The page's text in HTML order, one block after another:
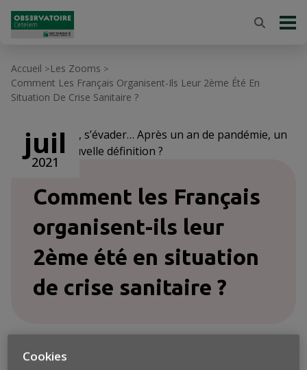
Accueil >Les Zooms >
Comment Les Français Organisent-Ils Leur 2ème Été En
Situation De Crise Sanitaire ?
3 / 3Voyager, s’évader… Après un an de pandémie, un
tourisme nouvelle définition ?
Comment les Français
organisent-ils leur
2ème été en situation
de crise sanitaire ?
juil
2021
Cookies